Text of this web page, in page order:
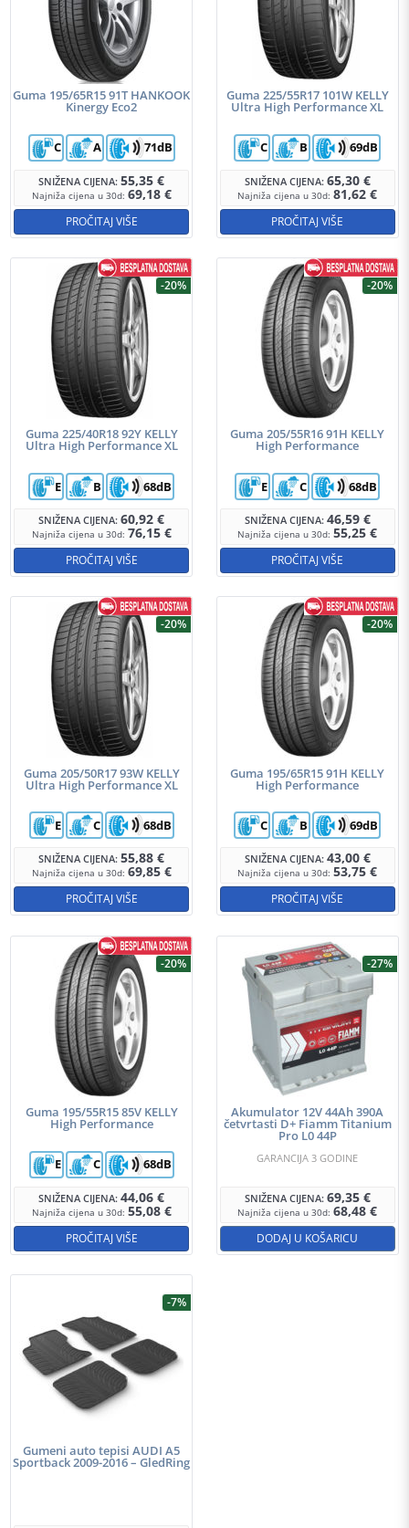
Guma 195/65R15 91T HANKOOK
Kinergy Eco2
SNIŽENA CIJENA:55,35€
Najniža cijena u 30d: 69,18 €
C A 71dB
PROČITAJ VIŠE
Guma 225/55R17 101W KELLY
Ultra High Performance XL
SNIŽENA CIJENA: 65,30 €
Najniža cijena u 30d:81,62€
C B 69dB
PROČITAJ VIŠE
-20%
Guma 225/40R18 92Y KELLY
Ultra High Performance XL
SNIŽENA CIJENA:60,92€
Najniža cijena u 30d: 76,15 €
E B 68dB
PROČITAJ VIŠE
-20%
Guma 205/55R16 91H KELLY
High Performance
SNIŽENA CIJENA: 46,59 €
Najniža cijena u 30d:55,25€
E C 68dB
PROČITAJ VIŠE
-20%
Guma 205/50R17 93W KELLY
Ultra High Performance XL
SNIŽENA CIJENA:55,88€
Najniža cijena u 30d: 69,85 €
E C 68dB
PROČITAJ VIŠE
-20%
Guma 195/65R15 91H KELLY
High Performance
SNIŽENA CIJENA: 43,00 €
Najniža cijena u 30d:53,75€
C B 69dB
PROČITAJ VIŠE
-20%
Guma 195/55R15 85V KELLY
High Performance
SNIŽENA CIJENA:44,06€
Najniža cijena u 30d: 55,08 €
E C 68dB
PROČITAJ VIŠE
-27%
Akumulator 12V 44Ah 390A
četvrtasti D+ Fiamm Titanium
Pro L0 44P
SNIŽENA CIJENA: 69,35 €
Najniža cijena u 30d:68,48€
GARANCIJA 3 GODINE
DODAJ U KOŠARICU
-7%
Gumeni auto tepisi AUDI A5
Sportback 2009-2016 – GledRing